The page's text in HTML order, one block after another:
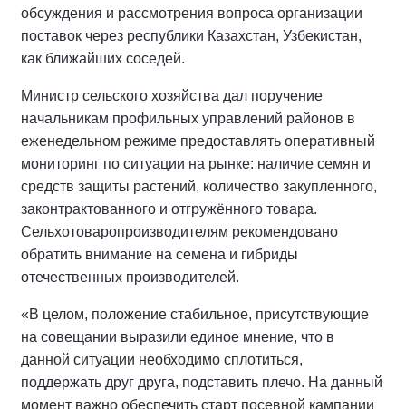
обсуждения и рассмотрения вопроса организации
поставок через республики Казахстан, Узбекистан,
как ближайших соседей.
Министр сельского хозяйства дал поручение
начальникам профильных управлений районов в
еженедельном режиме предоставлять оперативный
мониторинг по ситуации на рынке: наличие семян и
средств защиты растений, количество закупленного,
законтрактованного и отгружённого товара.
Сельхотоваропроизводителям рекомендовано
обратить внимание на семена и гибриды
отечественных производителей.
«В целом, положение стабильное, присутствующие
на совещании выразили единое мнение, что в
данной ситуации необходимо сплотиться,
поддержать друг друга, подставить плечо. На данный
момент важно обеспечить старт посевной кампании